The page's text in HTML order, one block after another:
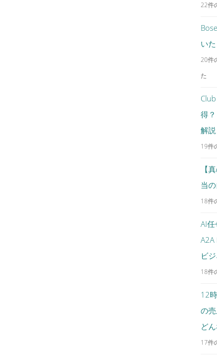
22件
いた
20件
た
得
解説
19件
【
当
18件
AI
ビ
18件
12
の
ど
17件